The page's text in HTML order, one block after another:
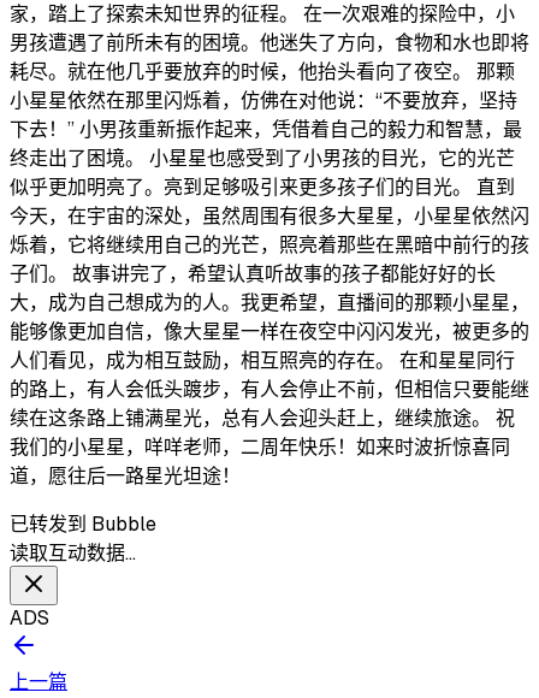
家，踏上了探索未知世界的征程。 在一次艰难的探险中，小
男孩遭遇了前所未有的困境。他迷失了方向，食物和水也即将
耗尽。就在他几乎要放弃的时候，他抬头看向了夜空。 那颗
小星星依然在那里闪烁着，仿佛在对他说：“不要放弃，坚持
下去！” 小男孩重新振作起来，凭借着自己的毅力和智慧，最
终走出了困境。 小星星也感受到了小男孩的目光，它的光芒
似乎更加明亮了。亮到足够吸引来更多孩子们的目光。 直到
今天，在宇宙的深处，虽然周围有很多大星星，小星星依然闪
烁着，它将继续用自己的光芒，照亮着那些在黑暗中前行的孩
子们。 故事讲完了，希望认真听故事的孩子都能好好的长
大，成为自己想成为的人。我更希望，直播间的那颗小星星，
能够像更加自信，像大星星一样在夜空中闪闪发光，被更多的
人们看见，成为相互鼓励，相互照亮的存在。 在和星星同行
的路上，有人会低头踱步，有人会停止不前，但相信只要能继
续在这条路上铺满星光，总有人会迎头赶上，继续旅途。 祝
我们的小星星，咩咩老师，二周年快乐！如来时波折惊喜同
道，愿往后一路星光坦途！
已转发到 Bubble
读取互动数据…
ADS
上一篇